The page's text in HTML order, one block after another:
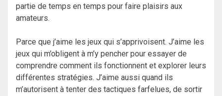
partie de temps en temps pour faire plaisirs aux
amateurs.
Parce que j’aime les jeux qui s’apprivoisent. J’aime les
jeux qui m’obligent à m’y pencher pour essayer de
comprendre comment ils fonctionnent et explorer leurs
différentes stratégies. J’aime aussi quand ils
m’autorisent à tenter des tactiques farfelues, de sortir